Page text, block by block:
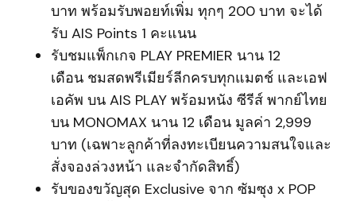
บาท พร้อมรับพอยท์เพิ่ม ทุกๆ 200 บาท จะได้
รับ AIS Points 1 คะแนน
รับชมแพ็กเกจ PLAY PREMIER นาน 12
เดือน ชมสดพรีเมียร์ลีกครบทุกแมตช์ และเอฟ
เอคัพ บน AIS PLAY พร้อมหนัง ซีรีส์ พากย์ไทย
บน MONOMAX นาน 12 เดือน มูลค่า 2,999
บาท (เฉพาะลูกค้าที่ลงทะเบียนความสนใจและ
สั่งจองล่วงหน้า และจำกัดสิทธิ์)
รับของขวัญสุด Exclusive จาก ซัมซุง x POP